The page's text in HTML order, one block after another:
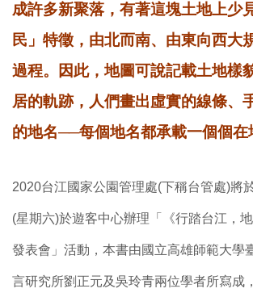
成許多新聚落，有著這塊土地上少
民」特徵，由北而南、由東向西大
過程。因此，地圖可說記載土地樣
居的軌跡，人們畫出虛實的線條、
的地名──每個地名都承載一個個在
2020台江國家公園管理處(下稱台管處)將
(星期六)於遊客中心辦理「《行踏台江，
發表會」活動，本書由國立高雄師範大學
言研究所劉正元及吳玲青兩位學者所寫成